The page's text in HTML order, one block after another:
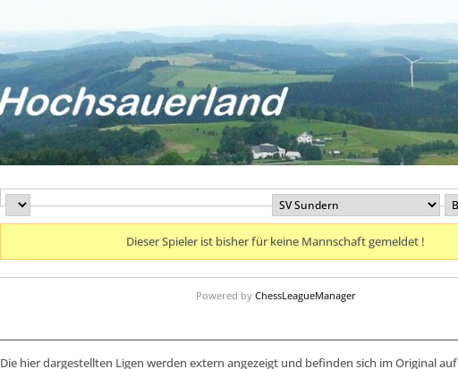
Dieser Spieler ist bisher für keine Mannschaft gemeldet !
Powered by ChessLeagueManager
Die hier dargestellten Ligen werden extern angezeigt und befinden sich im Original auf